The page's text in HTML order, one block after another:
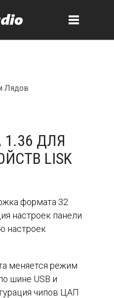
Лядов
ДЛЯ
LISK
формата 32
настроек панели
настроек
меняется режим
шине USB и
чипов ЦАП